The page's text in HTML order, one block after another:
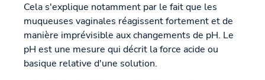
Cela s'explique notamment par le fait que les
muqueuses vaginales réagissent fortement et de
manière imprévisible aux changements de pH. Le
pH est une mesure qui décrit la force acide ou
basique relative d'une solution.